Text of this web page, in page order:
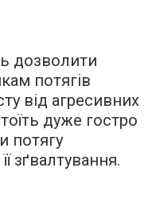
дозволити
потягів
від агресивних
дуже гостро
потягу
зґвалтування.